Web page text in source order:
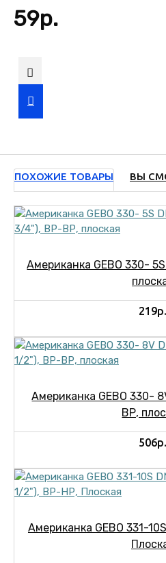
59р.
ПОХОЖИЕ ТОВАРЫ ВЫ
Американка GEBO 330-
219р.
Американка GEBO 330-
ВР,
506р.
Американка GEBO 331-